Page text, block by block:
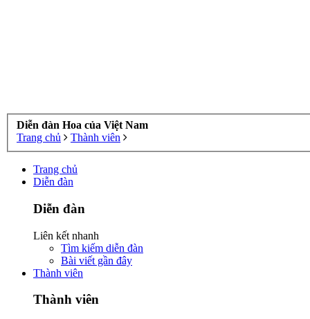
Diễn đàn Hoa của Việt Nam
Trang chủ
Thành viên
Trang chủ
Diễn đàn
Diễn đàn
Liên kết nhanh
Tìm kiếm diễn đàn
Bài viết gần đây
Thành viên
Thành viên